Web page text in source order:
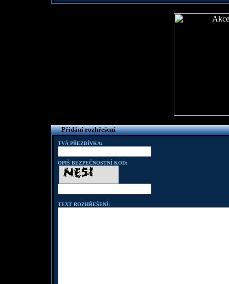
Přidání rozhřešení
TVÁ PŘEZDÍVKA:
OPIŠ BEZPEČNOSTNÍ KOD:
TEXT ROZHŘEŠENÍ: